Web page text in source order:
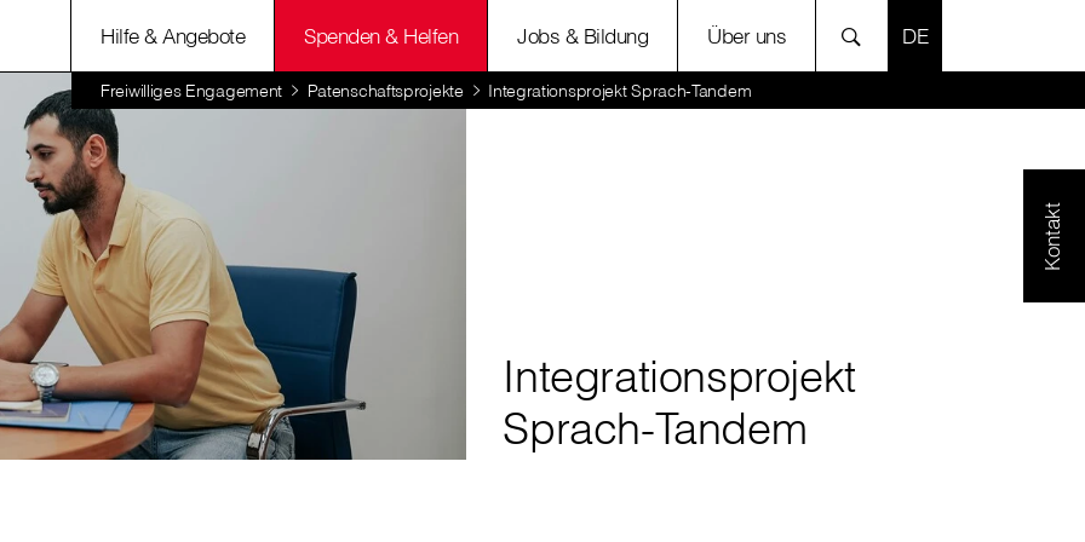
Hilfe & Angebote Spenden & Helfen Jobs & Bildung Über uns SPRACHE
Freiwilliges Engagement Patenschaftsprojekte Integrationsprojekt Sprach-Tandem
Kontakt
Integrationsprojekt
Sprach-Tandem